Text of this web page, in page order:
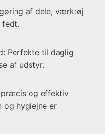
af dele, værktøj
fedt.
Perfekte til daglig
af udstyr.
præcis og effektiv
og hygiejne er